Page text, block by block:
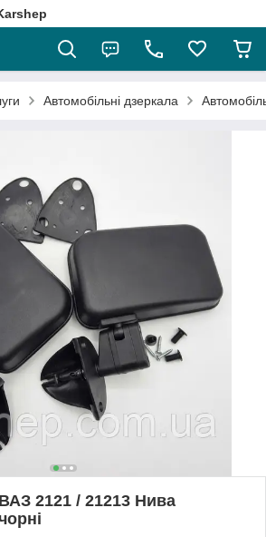
Автомобільні дзеркала
2121 / 21213 Нива